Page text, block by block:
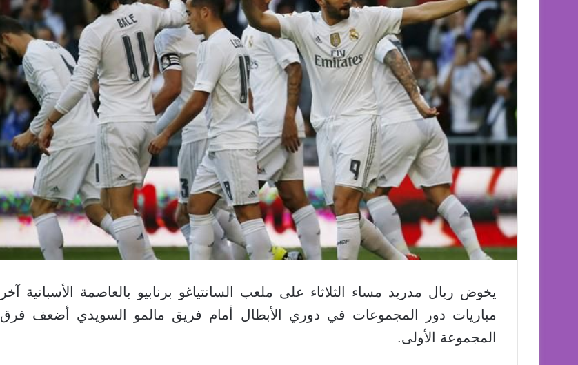
يخوض ريال مدريد مساء الثلاثاء على ملعب السانتياغو برنابيو بالعاصمة الأسبانية آخر
مباريات دور المجموعات في دوري الأبطال أمام فريق مالمو السويدي أضعف فرق
المجموعة الأولى.